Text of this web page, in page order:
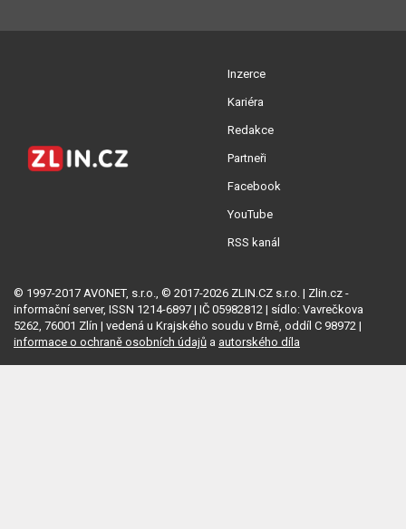
Inzerce
Kariéra
Redakce
Partneři
Facebook
YouTube
RSS kanál
© 1997-2017 AVONET, s.r.o., © 2017-2026 ZLIN.CZ s.r.o. | Zlin.cz -
informační server, ISSN 1214-6897 | IČ 05982812 | sídlo: Vavrečkova
5262, 76001 Zlín | vedená u Krajského soudu v Brně, oddíl C 98972 |
informace o ochraně osobních údajů a autorského díla